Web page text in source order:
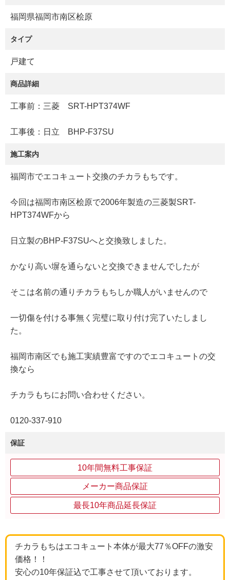
福岡県福岡市南区桧原
タイプ
戸建て
商品詳細
工事前：三菱 SRT-HPT374WF
工事後：日立 BHP-F37SU
施工案内
福岡市でエコキュート交換のチカラもちです。
今回は福岡市南区桧原で2006年製造の三菱製SRT-
HPT374WFから
日立製のBHP-F37SUへと交換致しました。
かなり高い塀を通らないと交換できませんでしたが
そこは名前の通りチカラもちしか職人がいませんので
一切傷を付ける事無く完璧に取り付け完了いたしまし
た。
福岡市南区でも施工実績豊富ですのでエコキュートの交
換なら
チカラもちにお問い合わせください。
0120‐337‐910
保証
10年間無料工事保証
メーカー商品保証
最長10年商品延長保証
チカラもちはエコキュート本体が最大77％OFFの激安
価格！！
安心の10年保証込で工事させて頂いております。